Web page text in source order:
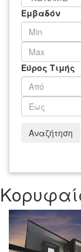
Εμβαδόν
Εύρος Τιμής
Αναζήτηση